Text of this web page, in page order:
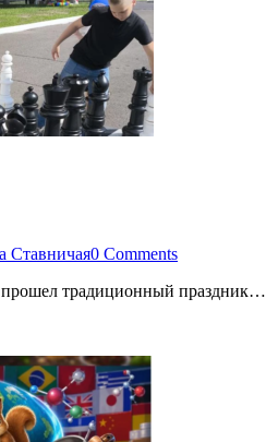
Ставничая0 Comments
прошел традиционный праздник…